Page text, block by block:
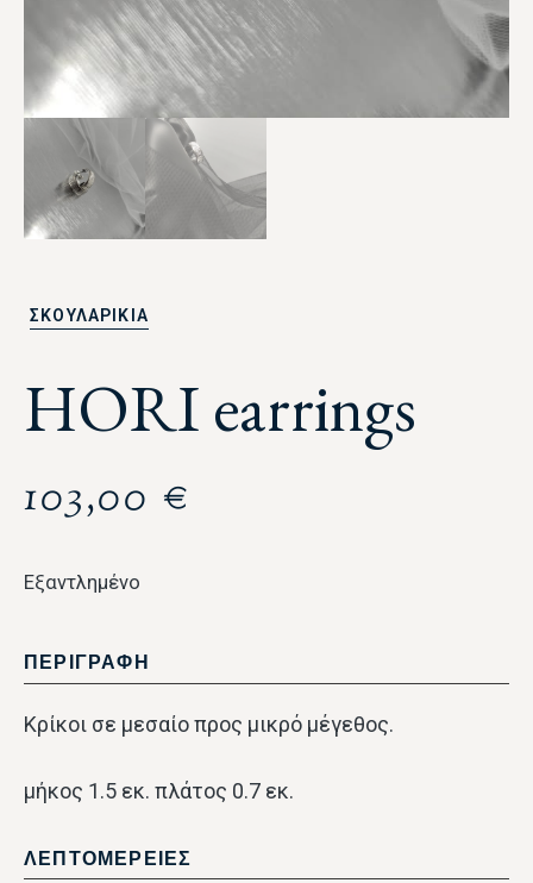
ΣΚΟΥΛΑΡΙΚΙΑ
HORI earrings
103,00 €
Εξαντλημένο
ΠΕΡΙΓΡΑΦΗ
Κρίκοι σε μεσαίο προς μικρό μέγεθος.
μήκος 1.5 εκ. πλάτος 0.7 εκ.
ΛΕΠΤΟΜΕΡΕΙΕΣ